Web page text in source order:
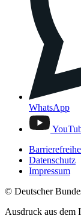
WhatsApp
Datenschutz
Impressum
© Deutscher
Ausdruck aus dem